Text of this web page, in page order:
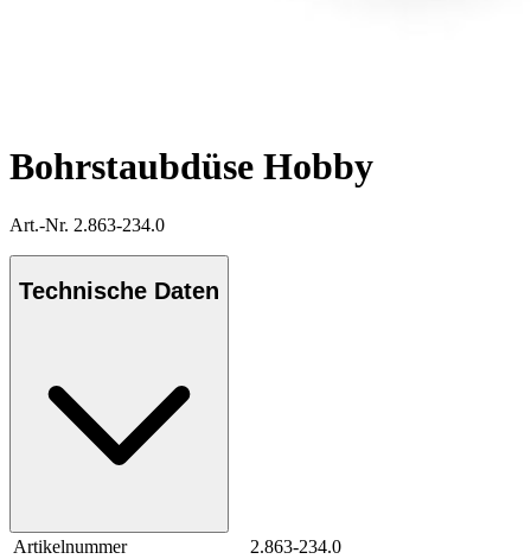
Bohrstaubdüse Hobby
Art.-Nr. 2.863-234.0
Technische Daten
Artikelnummer
2.863-234.0